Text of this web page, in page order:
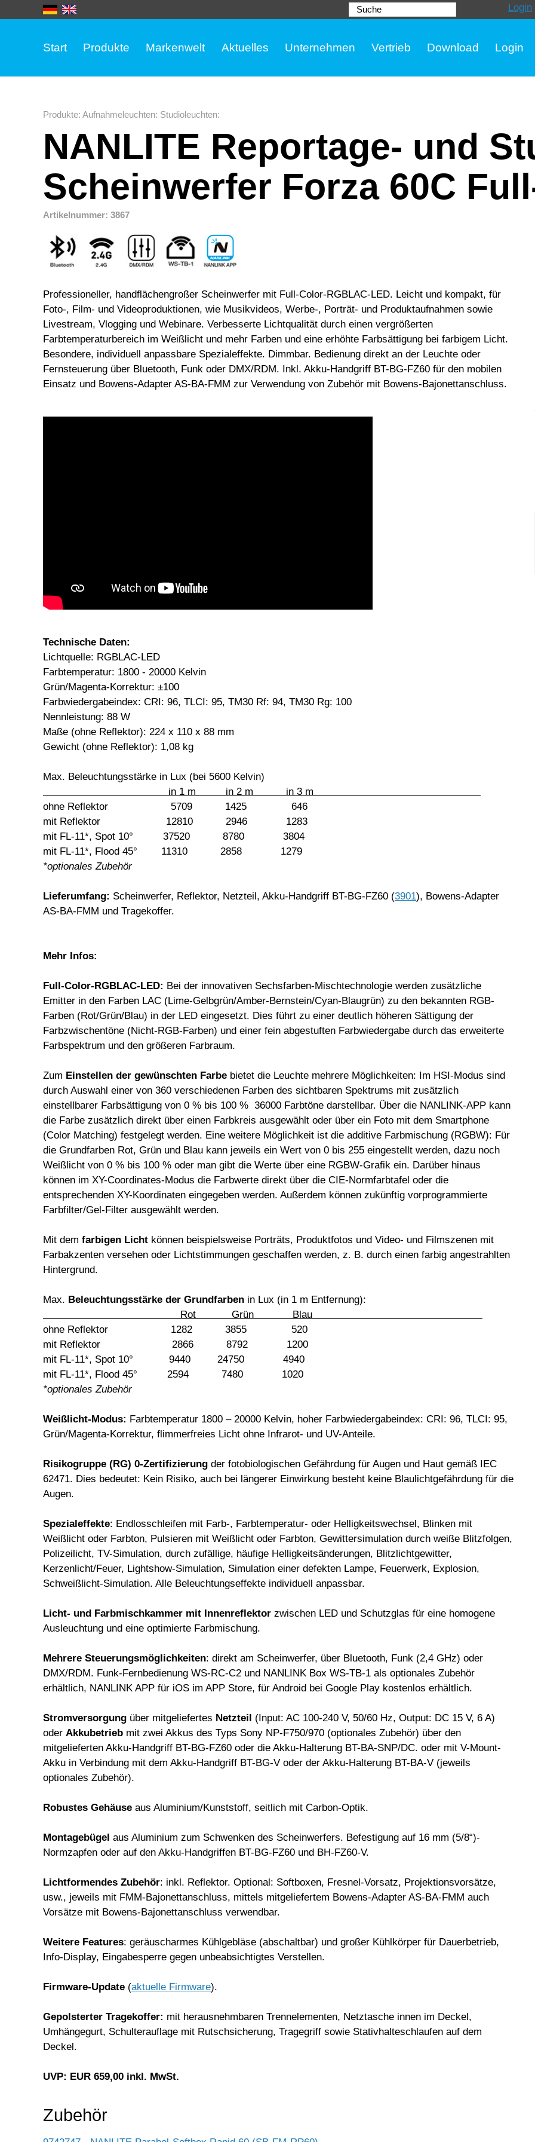
Suche Login
Start Produkte Markenwelt Aktuelles Unternehmen Vertrieb Download Login
Produkte: Aufnahmeleuchten: Studioleuchten:
NANLITE Reportage- und
Scheinwerfer Forza 60C
Artikelnummer: 3867
Professioneller, handflächengroßer Scheinwerfer mit Full-Color-RGBLAC-LED. Leicht und kompakt, für
Foto-, Film- und Videoproduktionen, wie Musikvideos, Werbe-, Porträt- und Produktaufnahmen sowie
Livestream, Vlogging und Webinare. Verbesserte Lichtqualität durch einen vergrößerten
Farbtemperaturbereich im Weißlicht und mehr Farben und eine erhöhte Farbsättigung bei farbigem Licht.
Besondere, individuell anpassbare Spezialeffekte. Dimmbar. Bedienung direkt an der Leuchte oder
Fernsteuerung über Bluetooth, Funk oder DMX/RDM. Inkl. Akku-Handgriff BT-BG-FZ60 für den mobilen
Einsatz und Bowens-Adapter AS-BA-FMM zur Verwendung von Zubehör mit Bowens-Bajonettanschluss.
Technische Daten:
Lichtquelle: RGBLAC-LED
Farbtemperatur: 1800 - 20000 Kelvin
Grün/Magenta-Korrektur: ±100
Farbwiedergabeindex: CRI: 96, TLCI: 95, TM30 Rf: 94, TM30 Rg: 100
Nennleistung: 88 W
Maße (ohne Reflektor): 224 x 110 x 88 mm
Gewicht (ohne Reflektor): 1,08 kg
Max. Beleuchtungsstärke in Lux (bei 5600 Kelvin)
in 1 m in 2 m in 3 m
ohne Reflektor 5709 1425 646
mit Reflektor 12810 2946 1283
mit FL-11*, Spot 10° 37520 8780 3804
mit FL-11*, Flood 45° 11310 2858 1279
*optionales Zubehör
Lieferumfang: Scheinwerfer, Reflektor, Netzteil, Akku-Handgriff BT-BG-FZ60 (3901), Bowens-Adapter
AS-BA-FMM und Tragekoffer.
Mehr Infos:
Full-Color-RGBLAC-LED: Bei der innovativen Sechsfarben-Mischtechnologie werden zusätzliche
Emitter in den Farben LAC (Lime-Gelbgrün/Amber-Bernstein/Cyan-Blaugrün) zu den bekannten RGB-
Farben (Rot/Grün/Blau) in der LED eingesetzt. Dies führt zu einer deutlich höheren Sättigung der
Farbzwischentöne (Nicht-RGB-Farben) und einer fein abgestuften Farbwiedergabe durch das erweiterte
Farbspektrum und den größeren Farbraum.
Zum Einstellen der gewünschten Farbe bietet die Leuchte mehrere Möglichkeiten: Im HSI-Modus sind
durch Auswahl einer von 360 verschiedenen Farben des sichtbaren Spektrums mit zusätzlich
einstellbarer Farbsättigung von 0 % bis 100 % 36000 Farbtöne darstellbar. Über die NANLINK-APP kann
die Farbe zusätzlich direkt über einen Farbkreis ausgewählt oder über ein Foto mit dem Smartphone
(Color Matching) festgelegt werden. Eine weitere Möglichkeit ist die additive Farbmischung (RGBW): Für
die Grundfarben Rot, Grün und Blau kann jeweils ein Wert von 0 bis 255 eingestellt werden, dazu noch
Weißlicht von 0 % bis 100 % oder man gibt die Werte über eine RGBW-Grafik ein. Darüber hinaus
können im XY-Coordinates-Modus die Farbwerte direkt über die CIE-Normfarbtafel oder die
entsprechenden XY-Koordinaten eingegeben werden. Außerdem können zukünftig vorprogrammierte
Farbfilter/Gel-Filter ausgewählt werden.
Mit dem farbigen Licht können beispielsweise Porträts, Produktfotos und Video- und Filmszenen mit
Farbakzenten versehen oder Lichtstimmungen geschaffen werden, z. B. durch einen farbig angestrahlten
Hintergrund.
Max. Beleuchtungsstärke der Grundfarben in Lux (in 1 m Entfernung):
Rot Grün Blau
ohne Reflektor 1282 3855 520
mit Reflektor 2866 8792 1200
mit FL-11*, Spot 10° 9440 24750 4940
mit FL-11*, Flood 45° 2594 7480 1020
*optionales Zubehör
Weißlicht-Modus: Farbtemperatur 1800 – 20000 Kelvin, hoher Farbwiedergabeindex: CRI: 96, TLCI: 95,
Grün/Magenta-Korrektur, flimmerfreies Licht ohne Infrarot- und UV-Anteile.
Risikogruppe (RG) 0-Zertifizierung der fotobiologischen Gefährdung für Augen und Haut gemäß IEC
62471. Dies bedeutet: Kein Risiko, auch bei längerer Einwirkung besteht keine Blaulichtgefährdung für die
Augen.
Spezialeffekte: Endlosschleifen mit Farb-, Farbtemperatur- oder Helligkeitswechsel, Blinken mit
Weißlicht oder Farbton, Pulsieren mit Weißlicht oder Farbton, Gewittersimulation durch weiße Blitzfolgen,
Polizeilicht, TV-Simulation, durch zufällige, häufige Helligkeitsänderungen, Blitzlichtgewitter,
Kerzenlicht/Feuer, Lightshow-Simulation, Simulation einer defekten Lampe, Feuerwerk, Explosion,
Schweißlicht-Simulation. Alle Beleuchtungseffekte individuell anpassbar.
Licht- und Farbmischkammer mit Innenreflektor zwischen LED und Schutzglas für eine homogene
Ausleuchtung und eine optimierte Farbmischung.
Mehrere Steuerungsmöglichkeiten: direkt am Scheinwerfer, über Bluetooth, Funk (2,4 GHz) oder
DMX/RDM. Funk-Fernbedienung WS-RC-C2 und NANLINK Box WS-TB-1 als optionales Zubehör
erhältlich, NANLINK APP für iOS im APP Store, für Android bei Google Play kostenlos erhältlich.
Stromversorgung über mitgeliefertes Netzteil (Input: AC 100-240 V, 50/60 Hz, Output: DC 15 V, 6 A)
oder Akkubetrieb mit zwei Akkus des Typs Sony NP-F750/970 (optionales Zubehör) über den
mitgelieferten Akku-Handgriff BT-BG-FZ60 oder die Akku-Halterung BT-BA-SNP/DC. oder mit V-Mount-
Akku in Verbindung mit dem Akku-Handgriff BT-BG-V oder der Akku-Halterung BT-BA-V (jeweils
optionales Zubehör).
Robustes Gehäuse aus Aluminium/Kunststoff, seitlich mit Carbon-Optik.
Montagebügel aus Aluminium zum Schwenken des Scheinwerfers. Befestigung auf 16 mm (5/8“)-
Normzapfen oder auf den Akku-Handgriffen BT-BG-FZ60 und BH-FZ60-V.
Lichtformendes Zubehör: inkl. Reflektor. Optional: Softboxen, Fresnel-Vorsatz, Projektionsvorsätze,
usw., jeweils mit FMM-Bajonettanschluss, mittels mitgeliefertem Bowens-Adapter AS-BA-FMM auch
Vorsätze mit Bowens-Bajonettanschluss verwendbar.
Weitere Features: geräuscharmes Kühlgebläse (abschaltbar) und großer Kühlkörper für Dauerbetrieb,
Info-Display, Eingabesperre gegen unbeabsichtigtes Verstellen.
Firmware-Update (aktuelle Firmware).
Gepolsterter Tragekoffer: mit herausnehmbaren Trennelementen, Netztasche innen im Deckel,
Umhängegurt, Schulterauflage mit Rutschsicherung, Tragegriff sowie Stativhalteschlaufen auf dem
Deckel.
UVP: EUR 659,00 inkl. MwSt.
Zubehör